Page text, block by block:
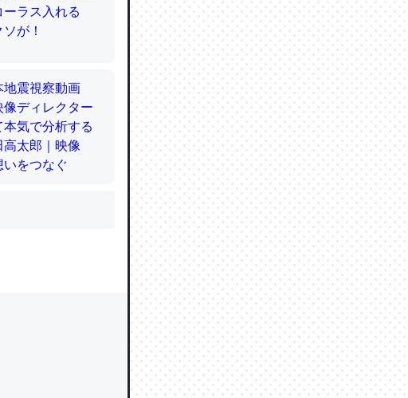
こうかと画策
が分かるのでこ
ンが劇的に変化し